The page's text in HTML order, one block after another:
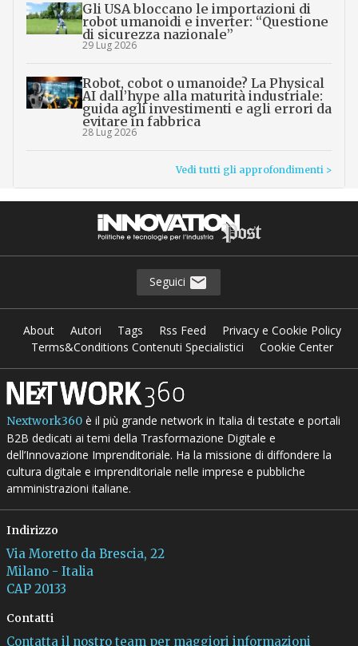
Gli USA bloccano le importazioni di
robot umanoidi e inverter: “Questione
di sicurezza nazionale”
29 Lug 2026
Robot, cobot o umanoide? La Physical
AI dall’hype alla maturità industriale:
guida agli investimenti e agli errori da
evitare in fabbrica
28 Lug 2026
Vedi tutti gli approfondimenti >
Seguici
About Autori Tags Rss Feed
Privacy e Cookie Policy
Terms&Conditions Contenuti Specialistici
Cookie Center
Nextwork360è il più grande network in Italia di testate e portali
B2B dedicati ai temi della Trasformazione Digitale e
dell’Innovazione Imprenditoriale. Ha la missione di diffondere la
cultura digitale e imprenditoriale nelle imprese e pubbliche
amministrazioni italiane.
Indirizzo
Via Moretto da Brescia, 22
Milano - Italia
CAP 20133
Contatti
Contatta il nostro team per maggiori informazioni